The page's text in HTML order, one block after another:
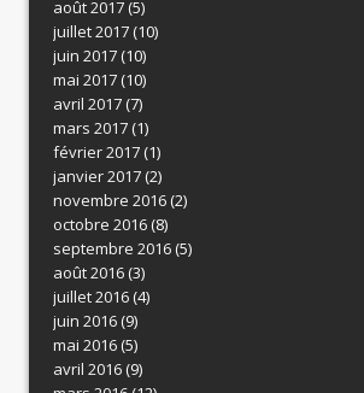
août 2017(5)
juillet 2017(10)
juin 2017(10)
mai 2017(10)
avril 2017(7)
mars 2017(1)
février 2017(1)
janvier 2017(2)
novembre 2016(2)
octobre 2016(8)
septembre 2016(5)
août 2016(3)
juillet 2016(4)
juin 2016(9)
mai 2016(5)
avril 2016(9)